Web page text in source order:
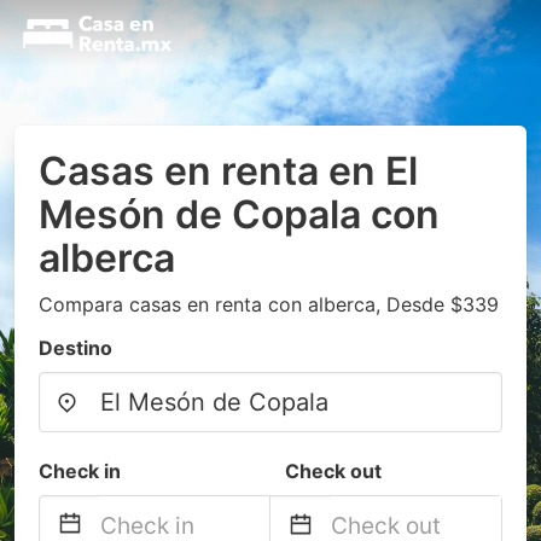
Casas en renta en El
Mesón de Copala con
alberca
Compara casas en renta con alberca, Desde $339
Destino
Check in Check out